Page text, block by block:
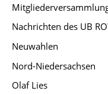
Nachrichten des UB
Neuwahlen
Nord-Niedersachsen
Olaf Lies